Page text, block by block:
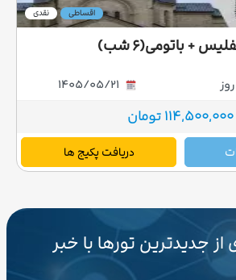
نقدی اقساطی
+ باتومی(۶ شب)
114,500,000 تومان
دریافت پکیج ها
جدیدترین تورها با خبر